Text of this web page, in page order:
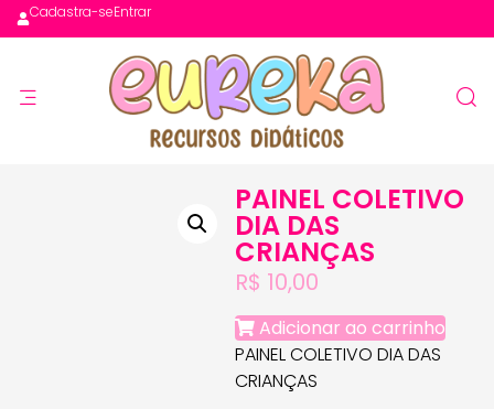
Cadastra-seEntrar
PAINEL COLETIVO
DIA DAS
CRIANÇAS
R$ 10,00
Adicionar ao carrinho
PAINEL COLETIVO DIA DAS
CRIANÇAS